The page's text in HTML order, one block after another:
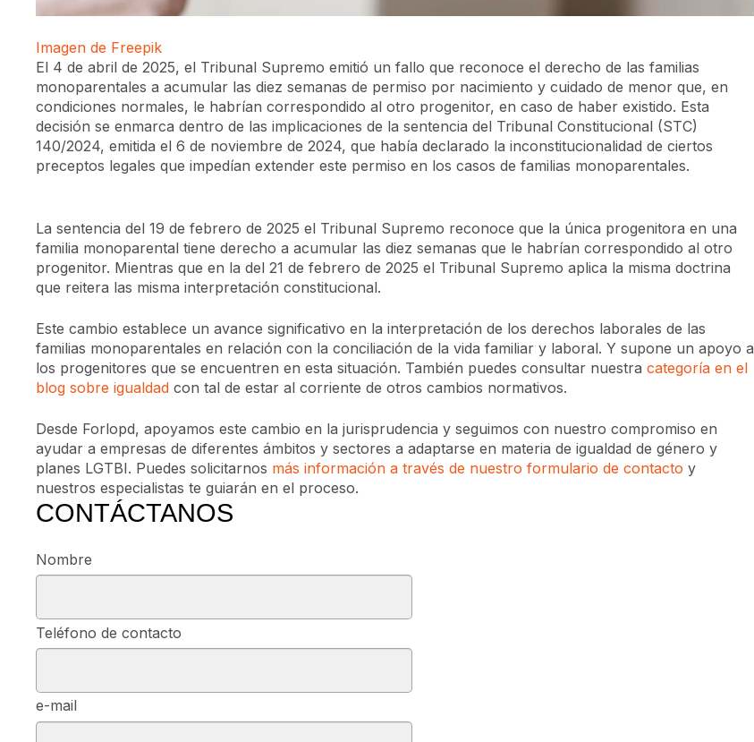
Imagen de Freepik
El 4 de abril de 2025, el Tribunal Supremo emitió un fallo que reconoce el derecho de las familias
monoparentales a acumular las diez semanas de permiso por nacimiento y cuidado de menor que, en
condiciones normales, le habrían correspondido al otro progenitor, en caso de haber existido. Esta
decisión se enmarca dentro de las implicaciones de la sentencia del Tribunal Constitucional (STC)
140/2024, emitida el 6 de noviembre de 2024, que había declarado la inconstitucionalidad de ciertos
preceptos legales que impedían extender este permiso en los casos de familias monoparentales.
La sentencia del 19 de febrero de 2025 el Tribunal Supremo reconoce que la única progenitora en una
familia monoparental tiene derecho a acumular las diez semanas que le habrían correspondido al otro
progenitor. Mientras que en la del 21 de febrero de 2025 el Tribunal Supremo aplica la misma doctrina
que reitera las misma interpretación constitucional.
Este cambio establece un avance significativo en la interpretación de los derechos laborales de las
familias monoparentales en relación con la conciliación de la vida familiar y laboral. Y supone un apoyo a
los progenitores que se encuentren en esta situación. También puedes consultar nuestra categoría en el
blog sobre igualdad con tal de estar al corriente de otros cambios normativos.
Desde Forlopd, apoyamos este cambio en la jurisprudencia y seguimos con nuestro compromiso en
ayudar a empresas de diferentes ámbitos y sectores a adaptarse en materia de igualdad de género y
planes LGTBI. Puedes solicitarnos más información a través de nuestro formulario de contacto y
nuestros especialistas te guiarán en el proceso.
CONTÁCTANOS
Nombre
Teléfono de contacto
e-mail